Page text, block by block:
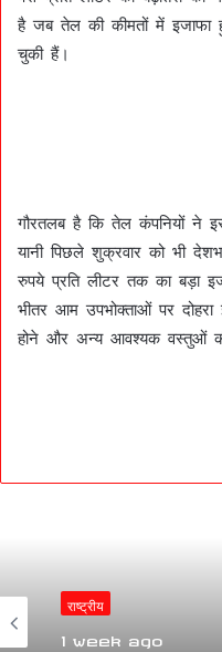
है जब तेल की कीमतों में
चुकी हैं।
गौरतलब है कि तेल कंपनियों ने
यानी पिछले शुक्रवार को भी
रुपये प्रति लीटर तक का बड़ा
भीतर आम उपभोक्ताओं पर
होने और अन्य आवश्यक वस्तुओं
राष्ट्रीय
1 week ago